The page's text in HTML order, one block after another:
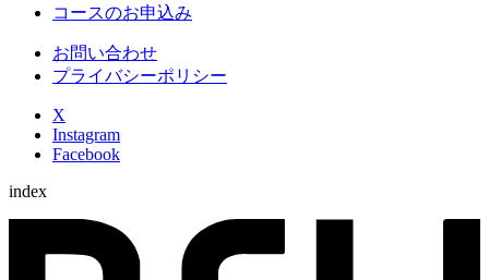
コースのお申込み
お問い合わせ
プライバシーポリシー
X
Instagram
Facebook
index